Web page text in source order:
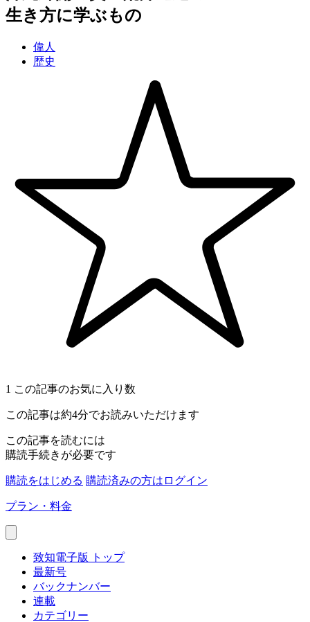
生き方に学ぶもの
偉人
歴史
1 この記事のお気に入り数
この記事は約4分でお読みいただけます
この記事を読むには
購読手続きが必要です
購読をはじめる 購読済みの方はログイン
プラン・料金
致知電子版 トップ
最新号
バックナンバー
連載
カテゴリー